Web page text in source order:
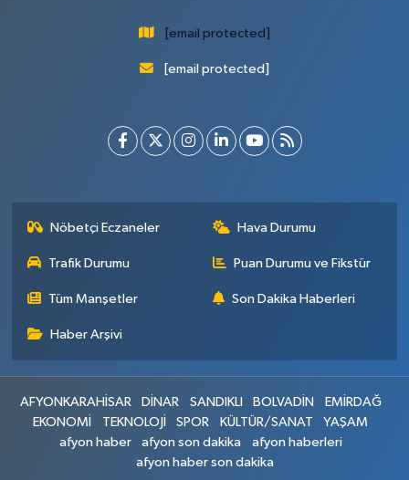
[email protected]
[email protected]
Nöbetçi Eczaneler Hava Durumu
Trafik Durumu Puan Durumu ve Fikstür
Tüm Manşetler Son Dakika Haberleri
Haber Arşivi
AFYONKARAHİSAR DİNAR SANDIKLI BOLVADİN
EMİRDAĞ
EKONOMİ
TEKNOLOJİ SPOR KÜLTÜR/SANAT
YAŞAM
afyon haber
afyon son dakika
afyon haberleri
afyon haber son dakika